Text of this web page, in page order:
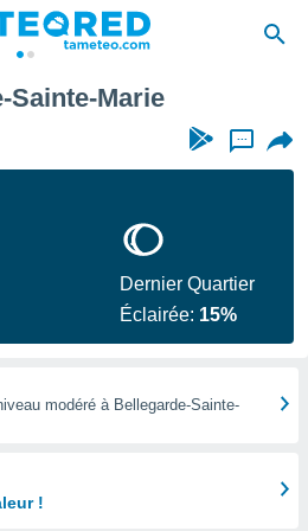
Sainte-Marie
...
Dernier Quartier
Éclairée: 15%
modéré à Bellegarde-Sainte-
!